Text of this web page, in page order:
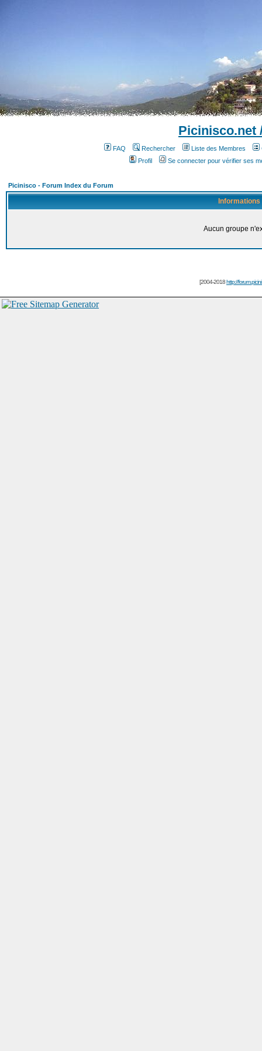
Picinisco.net
FAQ Rechercher Liste des Membres
Profil
Se connecter pour vérifier ses
Picinisco - Forum Index du Forum
Informations
Aucun groupe
[2004-2018http://